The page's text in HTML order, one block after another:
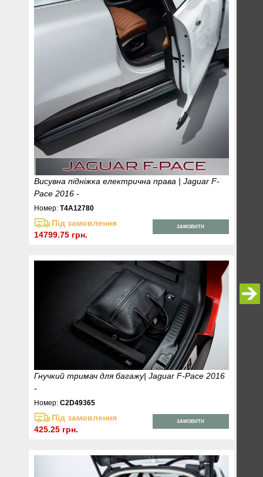
Висувна підніжка електрична права | Jaguar F-
Pace 2016 -
Номер:T4A12780
Під замовлення
14799.75 грн.
ЗАМОВИТИ
Гнучкий тримач для багажу| Jaguar F-Pace 2016
-
Номер:C2D49365
Під замовлення
425.25 грн.
ЗАМОВИТИ